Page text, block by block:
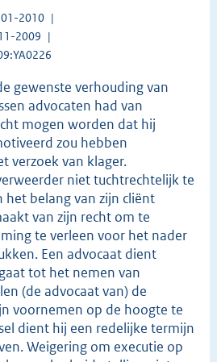
2010
2009
gewenste verhouding van
advocaten had van
mogen worden dat hij
zou hebben
verzoek van klager.
niet tuchtrechtelijk te
belang van zijn cliënt
van zijn recht om te
te verleen voor het nader
Een advocaat dient
tot het nemen van
(de advocaat van) de
voornemen op de hoogte te
dient hij een redelijke termijn
Weigering om executie op